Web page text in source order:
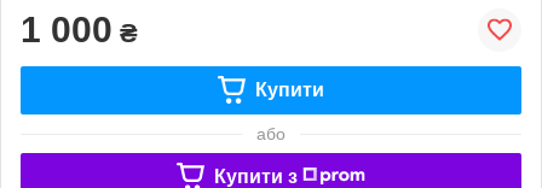
1 000 ₴
Купити
або
Купити з